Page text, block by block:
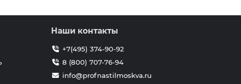
Наши контакты
+7(495) 374-90-92
8 (800) 707-76-94
info@profnastilmoskva.ru